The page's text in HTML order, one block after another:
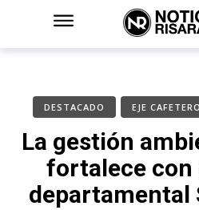
DESTACADO EJE CAFETERO
La gestión
fortalece
departamental